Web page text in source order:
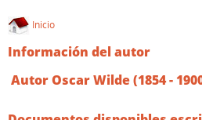
Inicio
Información del autor
Autor Oscar Wilde (1854 -